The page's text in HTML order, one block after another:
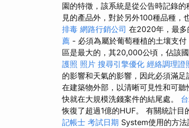
園的特徵，該系統是從公告時記錄的
見的產品外，對於另外100種品種，
排毒 網路行銷公司 在2020年，最
薦 - 必須為屬於葡萄種植的土壤支
區是最大的，其20,000公頃，佔該
護照 照片 搜尋引擎優化 經絡調理證
的影響和天氣的影響，因此必須滿足
在建築物外部，以清晰可見性和可聽
快就在大規模洗錢案件的結尾處。
恢復了超過1億的HUF。 有關統計
記帳士 考試日期 System使用的方法